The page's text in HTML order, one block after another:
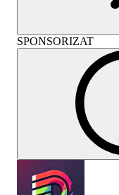
SPONSORIZAT